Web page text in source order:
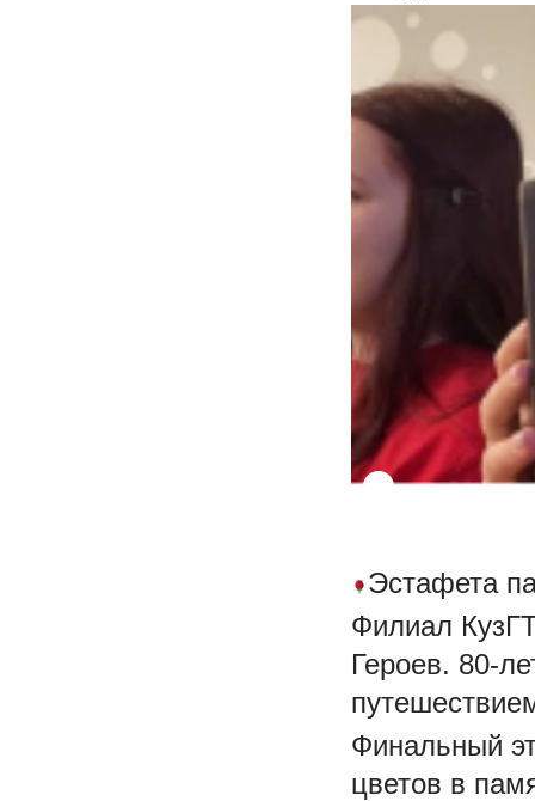
Эстафета
Филиал
Героев. 80-
Финальный
цветов в